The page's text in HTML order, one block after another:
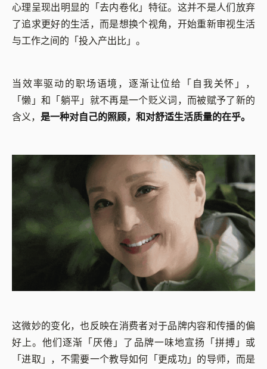
心理呈现出明显的「去内卷化」特征。这并不是人们放弃
了追求更好的生活，而是想换个视角，开始重新审视生活
与工作之间的「投入产出比」。
当效率驱动的职场语境，逐渐让位给「自我关怀」，
「懒」和「躺平」就不再是一个贬义词，而被赋予了新的
含义， 是一种对自己的照顾，和对舒适生活质量的在乎。
这微妙的变化，也反映在消费者对于品牌内容和传播的偏
好上。他们逐渐「厌倦」了品牌一味地宣扬「拼搏」或
「进取」，不需要一个教导如何「更成功」的导师，而是